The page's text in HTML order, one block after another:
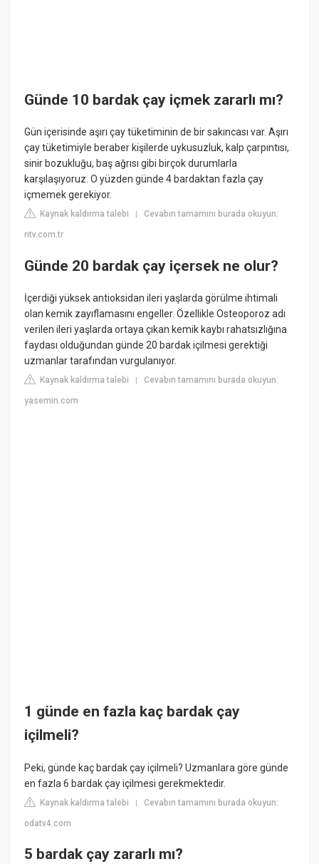
Günde 10 bardak çay içmek zararlı mı?
Gün içerisinde aşırı çay tüketiminin de bir sakıncası var. Aşırı
çay tüketimiyle beraber kişilerde uykusuzluk, kalp çarpıntısı,
sinir bozukluğu, baş ağrısı gibi birçok durumlarla
karşılaşıyoruz. O yüzden günde 4 bardaktan fazla çay
içmemek gerekiyor.
Kaynak kaldırma talebi |Cevabın tamamını burada okuyun:
ntv.com.tr
Günde 20 bardak çay içersek ne olur?
İçerdiği yüksek antioksidan ileri yaşlarda görülme ihtimali
olan kemik zayıflamasını engeller. Özellikle Osteoporoz adı
verilen ileri yaşlarda ortaya çıkan kemik kaybı rahatsızlığına
faydası olduğundan günde 20 bardak içilmesi gerektiği
uzmanlar tarafından vurgulanıyor.
Kaynak kaldırma talebi |Cevabın tamamını burada okuyun:
yasemin.com
1 günde en fazla kaç bardak çay
içilmeli?
Peki, günde kaç bardak çay içilmeli? Uzmanlara göre günde
en fazla 6 bardak çay içilmesi gerekmektedir.
Kaynak kaldırma talebi |Cevabın tamamını burada okuyun:
odatv4.com
5 bardak çay zararlı mı?